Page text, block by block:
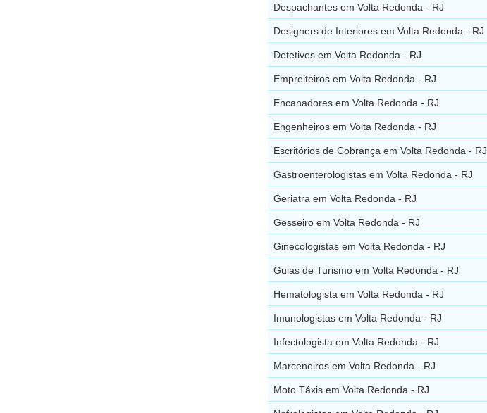
Despachantes em Volta Redonda - RJ
Designers de Interiores em Volta Redonda - RJ
Detetives em Volta Redonda - RJ
Empreiteiros em Volta Redonda - RJ
Encanadores em Volta Redonda - RJ
Engenheiros em Volta Redonda - RJ
Escritórios de Cobrança em Volta Redonda - RJ
Gastroenterologistas em Volta Redonda - RJ
Geriatra em Volta Redonda - RJ
Gesseiro em Volta Redonda - RJ
Ginecologistas em Volta Redonda - RJ
Guias de Turismo em Volta Redonda - RJ
Hematologista em Volta Redonda - RJ
Imunologistas em Volta Redonda - RJ
Infectologista em Volta Redonda - RJ
Marceneiros em Volta Redonda - RJ
Moto Táxis em Volta Redonda - RJ